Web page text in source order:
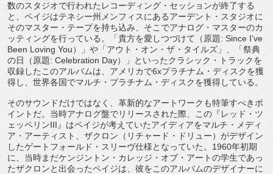
数のスタジオで行われたレコーディング・ セッションが終了する
と、 ペイジはテネシー州メンフィスにあるアーデント・ スタジオに
そのマスター・テープを持ち込み、そこでアナログ・ マスターのカ
ッティングを行っている。「貴方を愛しつづけて（ 原題: Since I’ve
Been Loving You）」や「アウト・オン・ザ・タイルズ」、「祭典
の日（原題: Celebration Day）」といったクラシック・
トラックを
収録したこのアルバムは、アメリカで6xプラチナム・ ディスクを獲
得し、世界各国でマルチ・プラチナム・ ディスクを獲得している。
そのサウンドだけではなく、 革新的なアートワークも特筆すべきポ
イントだ。 当時アナログ盤でリリースされた際、この『レッド・ツ
ェッペリンIII 』はペイジが考えていたアイディアをマルチ・メディ
ア・ アーティスト、ザクロン（リチャード・ドリュー） がデザイン
したゲートフォールド・スリーヴ仕様となっていた。 1960年初期
に、当時まだケンジントン・カレッジ・オブ・ アートの学生であっ
たザクロンと出会ったペイジは、 彼をこのアルバムのデザイナーに